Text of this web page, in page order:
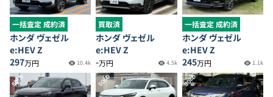
一括査定 成約済
ホンダ ヴェゼル
e:HEV Z
297万円 10.4k
買取済
ホンダ ヴェゼル
e:HEV Z
-万円 4.5k
一括査定 成約済
ホンダ ヴェゼル
e:HEV Z
245万円 1.1k
SOLD SOLD SOLD